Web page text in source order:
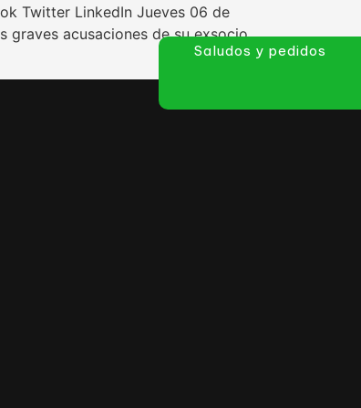
Twitter LinkedIn Jueves 06 de
graves acusaciones de su exsocio
Saludos y pedidos